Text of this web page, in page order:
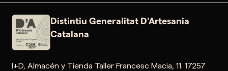
Distintiu Generalitat D'Artesania
Catalana
I+D, Almacén y Tienda Taller Francesc Macia, 11. 17257